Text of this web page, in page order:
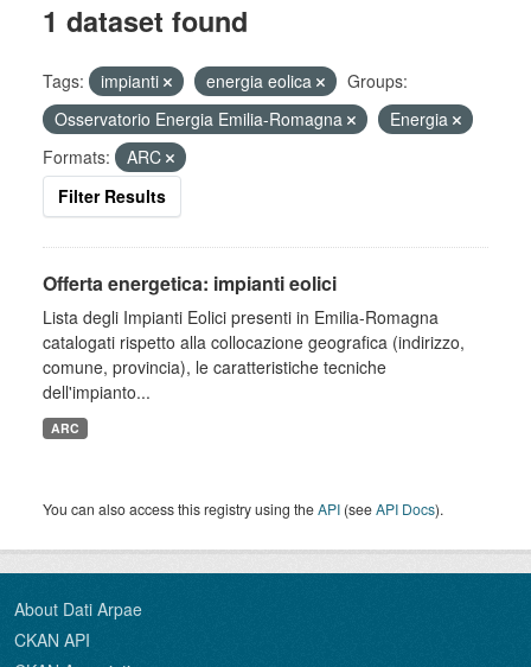
1 dataset found
Tags: impianti energia eolica
Groups:
Osservatorio Energia Emilia-Romagna
Energia
Formats:
ARC
Filter Results
Offerta energetica: impianti eolici
Lista degli Impianti Eolici presenti in Emilia-Romagna
catalogati rispetto alla collocazione geografica (indirizzo,
comune, provincia), le caratteristiche tecniche
dell'impianto...
ARC
You can also access this registry using theAPI (seeAPI Docs).
About Dati Arpae
CKAN API